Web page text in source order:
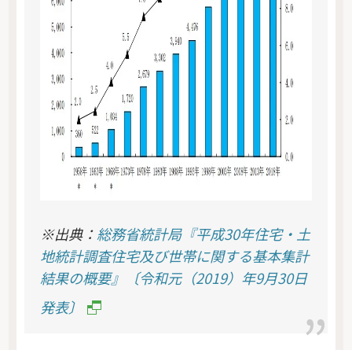
※出典：総務省統計局『平成30年住宅・土
地統計調査住宅及び世帯に関する基本集計
結果の概要』〔令和元（2019）年9月30日
発表〕